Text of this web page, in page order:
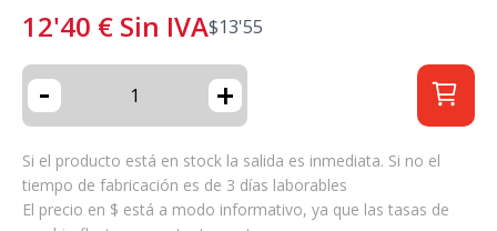
12'40 € Sin IVA$13'55
- +
Si el producto está en stock la salida es inmediata. Si no el
tiempo de fabricación es de 3 días laborables
El precio en $ está a modo informativo, ya que las tasas de